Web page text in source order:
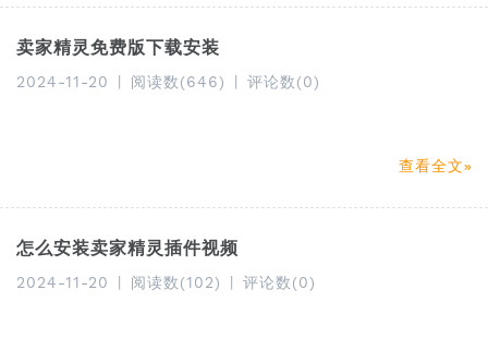
卖家精灵免费版下载安装
2024-11-20 阅读数(646) 评论数(0)
查看全文
怎么安装卖家精灵插件视频
2024-11-20 阅读数(102) 评论数(0)